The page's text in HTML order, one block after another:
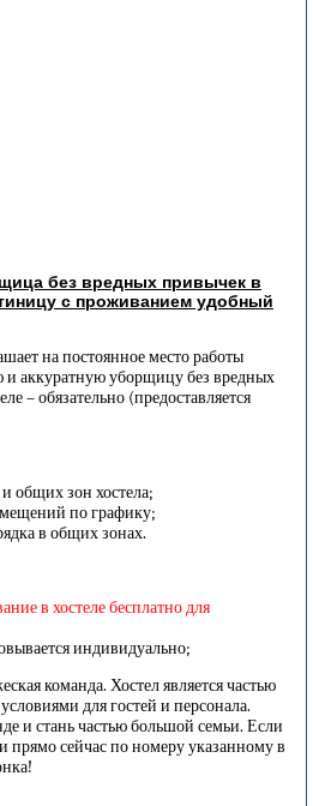
без вредных привычек в
с проживанием удобный
на постоянное место работы
и аккуратную уборщицу без вредных
– обязательно (предоставляется
общих зон хостела;
по графику;
в общих зонах.
в хостеле бесплатно для
индивидуально;
команда. Хостел является частью
для гостей и персонала.
и стань частью большой семьи. Если
прямо сейчас по номеру указанному в